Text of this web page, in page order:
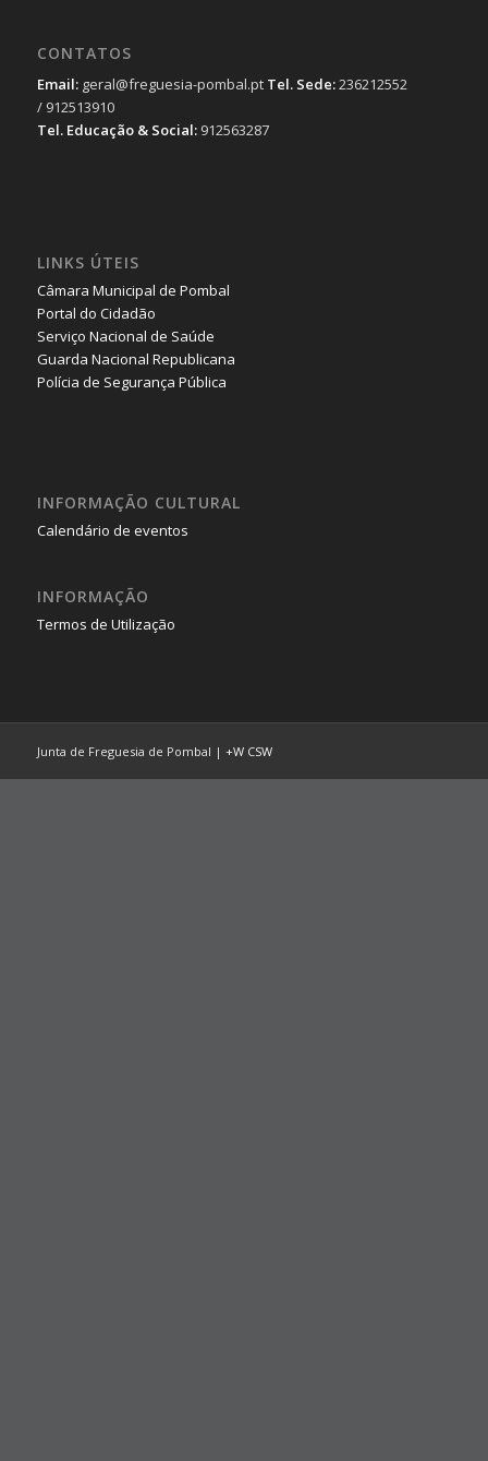
CONTATOS
Email:geral@freguesia-pombal.pt Tel. Sede:236212552
/ 912513910
Tel. Educação & Social: 912563287
LINKS ÚTEIS
Câmara Municipal de Pombal
Portal do Cidadão
Serviço Nacional de Saúde
Guarda Nacional Republicana
Polícia de Segurança Pública
INFORMAÇÃO CULTURAL
Calendário de eventos
INFORMAÇÃO
Termos de Utilização
Junta de Freguesia de Pombal | +W CSW